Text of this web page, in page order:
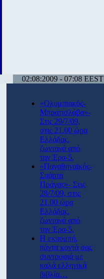
02:08:2009 - 07:08 EEST
«Ολυμπιακός-
Μπρατισλάβα»-
Στις 29/7/09,
στις 21.00 ώρα
Ελλάδας,
ζωντανά από
την Έρα-5.
«Παναθηναϊκός-
Σπάρτα
Πράγας»- Στις
28/7/09, στις
21.00 ώρα
Ελλάδας,
ζωντανά από
την Έρα-5.
Η εκπομπή,
πάντα κοντά σας
συντροφιά με
καλά ελληνικά
βιβλία…